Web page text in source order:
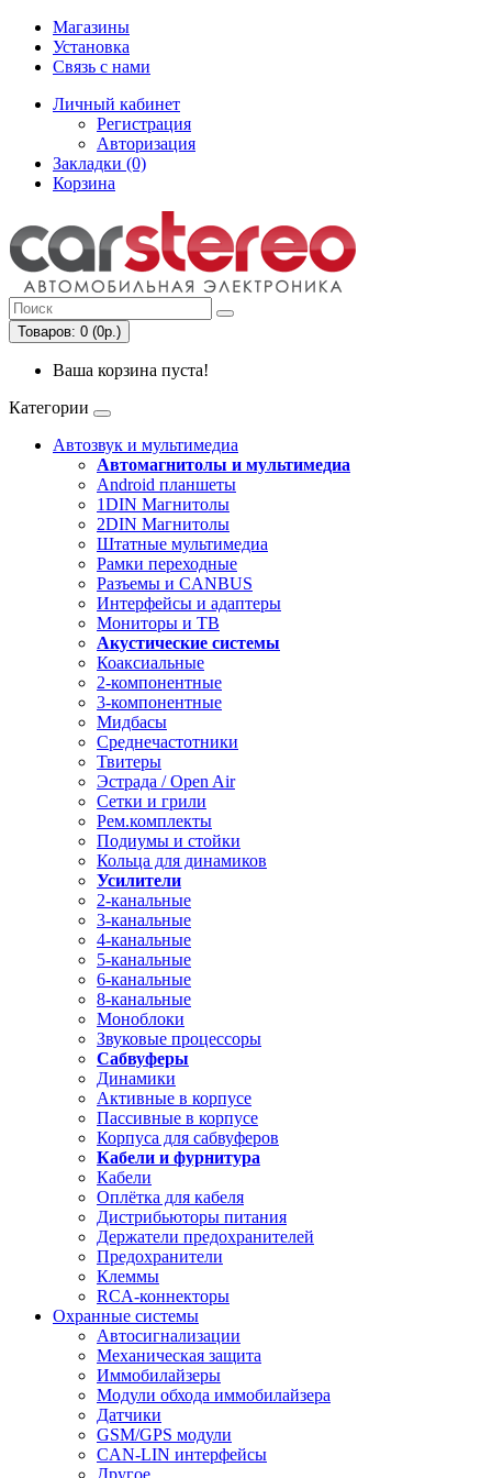
Магазины
Установка
Связь с нами
Личный кабинет
Регистрация
Авторизация
Закладки (0)
Корзина
Товаров: 0 (0р.)
Ваша корзина пуста!
Категории
Автозвук и мультимедиа
Автомагнитолы и мультимедиа
Android планшеты
1DIN Магнитолы
2DIN Магнитолы
Штатные мультимедиа
Рамки переходные
Разъемы и CANBUS
Интерфейсы и адаптеры
Мониторы и ТВ
Акустические системы
Коаксиальные
2-компонентные
3-компонентные
Мидбасы
Среднечастотники
Твитеры
Эстрада / Open Air
Сетки и грили
Рем.комплекты
Подиумы и стойки
Кольца для динамиков
Усилители
2-канальные
3-канальные
4-канальные
5-канальные
6-канальные
8-канальные
Моноблоки
Звуковые процессоры
Сабвуферы
Динамики
Активные в корпусе
Пассивные в корпусе
Корпуса для сабвуферов
Кабели и фурнитура
Кабели
Оплётка для кабеля
Дистрибьюторы питания
Держатели предохранителей
Предохранители
Клеммы
RCA-коннекторы
Охранные системы
Автосигнализации
Механическая защита
Иммобилайзеры
Модули обхода иммобилайзера
Датчики
GSM/GPS модули
CAN-LIN интерфейсы
Другое